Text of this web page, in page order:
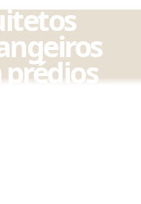
no
de S
saber quem são os
estrangeiros com prédios
no centro de SP? Vem